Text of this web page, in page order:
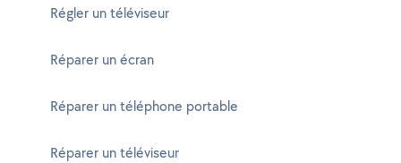
Régler un téléviseur
Réparer un écran
Réparer un téléphone portable
Réparer un téléviseur